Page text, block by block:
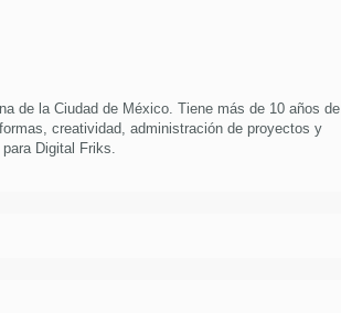
de la Ciudad de México. Tiene más de 10 años de
creatividad, administración de proyectos y
Digital Friks.